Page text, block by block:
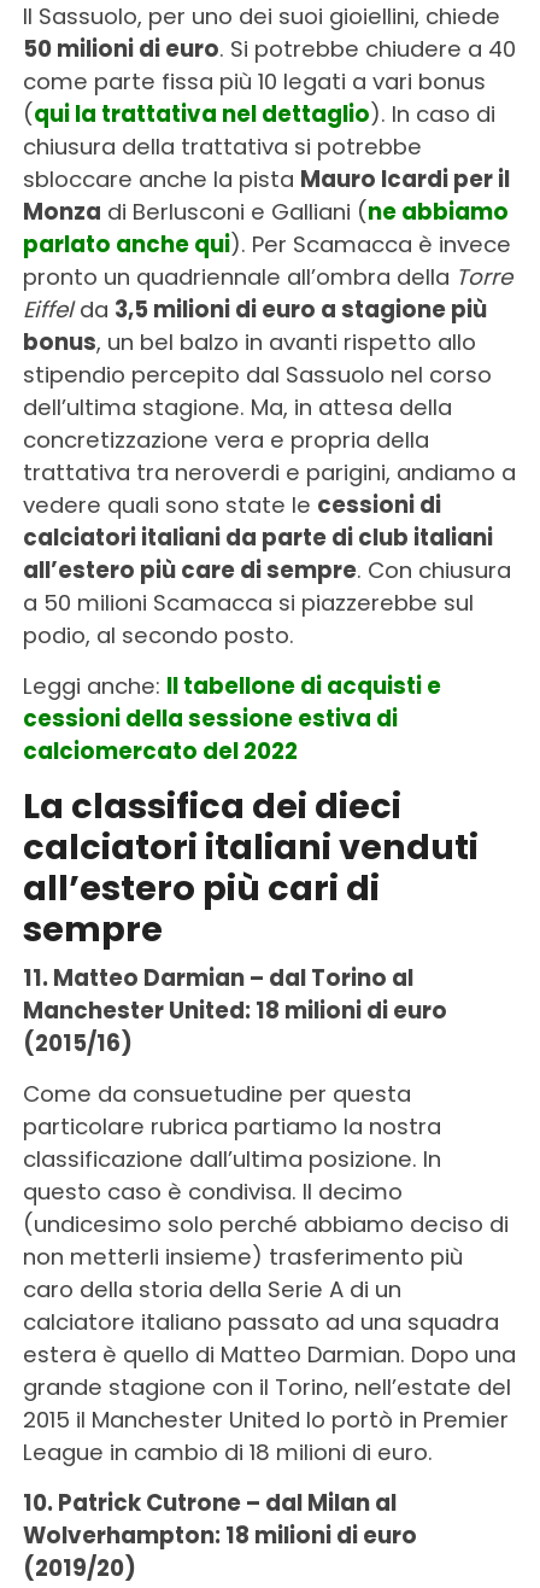
Il Sassuolo, per uno dei suoi gioiellini, chiede
50 milioni di euro. Si potrebbe chiudere a 40
come parte fissa più 10 legati a vari bonus
(qui la trattativa nel dettaglio). In caso di
chiusura della trattativa si potrebbe
sbloccare anche la pista Mauro Icardi per il
Monza di Berlusconi e Galliani (ne abbiamo
parlato anche qui). Per Scamacca è invece
pronto un quadriennale all’ombra della Torre
Eiffelda 3,5 milioni di euro a stagione più
bonus, un bel balzo in avanti rispetto allo
stipendio percepito dal Sassuolo nel corso
dell’ultima stagione. Ma, in attesa della
concretizzazione vera e propria della
trattativa tra neroverdi e parigini, andiamo a
vedere quali sono state le cessioni di
calciatori italiani da parte di club italiani
all’estero più care di sempre. Con chiusura
a 50 milioni Scamacca si piazzerebbe sul
podio, al secondo posto.
Leggi anche: Il tabellone di acquisti e
cessioni della sessione estiva di
calciomercato del 2022
La classifica dei dieci
calciatori italiani venduti
all’estero più cari di
sempre
11. Matteo Darmian – dal Torino al
Manchester United: 18 milioni di euro
(2015/16)
Come da consuetudine per questa
particolare rubrica partiamo la nostra
classificazione dall’ultima posizione. In
questo caso è condivisa. Il decimo
(undicesimo solo perché abbiamo deciso di
non metterli insieme) trasferimento più
caro della storia della Serie A di un
calciatore italiano passato ad una squadra
estera è quello di Matteo Darmian. Dopo una
grande stagione con il Torino, nell’estate del
2015 il Manchester United lo portò in Premier
League in cambio di 18 milioni di euro.
10. Patrick Cutrone – dal Milan al
Wolverhampton: 18 milioni di euro
(2019/20)